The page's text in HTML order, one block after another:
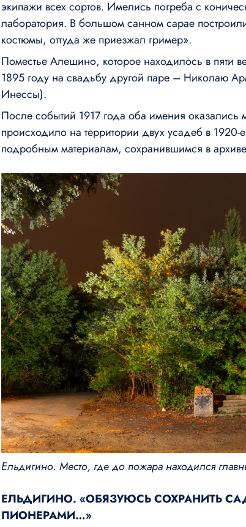
экипажи всех сортов. Имелись погреба с
лаборатория. В большом санном сарае
костюмы, оттуда же приезжал гример».
Поместье Алешино, которое находилось в пяти
1895 году на свадьбу другой паре – Николаю
Инессы).
После событий 1917 года оба имения
происходило на территории двух усадеб в
подробным материалам, сохранившимся в
Ельдигино. Место, где до пожара находился
ЕЛЬДИГИНО. «ОБЯЗУЮСЬ СОХРАНИТЬ
ПИОНЕРАМИ…»